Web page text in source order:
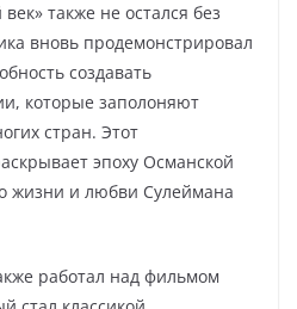
также не остался без
вновь продемонстрировал
создавать
которые заполоняют
стран. Этот
эпоху Османской
жизни и любви Сулеймана
работал над фильмом